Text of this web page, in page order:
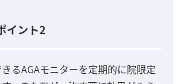
イント2
るAGAモニターを定期的に院限定